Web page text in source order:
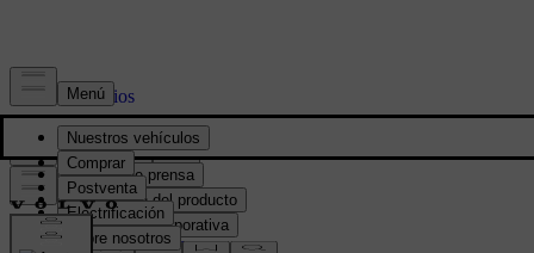
Prensa y Medios
Material de prensa
Información del producto
Información corporativa
Contacto de medios